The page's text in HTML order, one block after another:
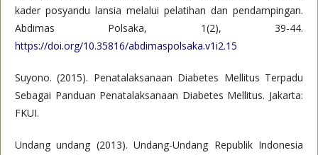
kader posyandu lansia melalui pelatihan dan pendampingan.
Abdimas Polsaka, 1(2), 39-44.
https://doi.org/10.35816/abdimaspolsaka.v1i2.15
Suyono. (2015). Penatalaksanaan Diabetes Mellitus Terpadu
Sebagai Panduan Penatalaksanaan Diabetes Mellitus. Jakarta:
FKUI.
Undang undang (2013). Undang-Undang Republik Indonesia